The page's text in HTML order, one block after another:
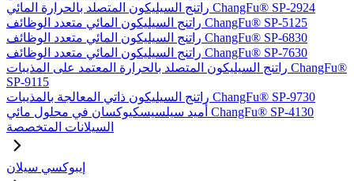
راتنج السيليكون المتصلد بالحرارة المائي ChangFu® SP-2924
راتنج السيليكون المائي متعدد الوظائف ChangFu® SP-5125
راتنج السيليكون المائي متعدد الوظائف ChangFu® SP-6830
راتنج السيليكون المائي متعدد الوظائف ChangFu® SP-7630
راتنج السيليكون المتصلد بالحرارة المعتمد على المذيبات ChangFu®
SP-9115
راتنج السيليكون ذاتي المعالجة بالمذيبات ChangFu® SP-9730
أميد سيلسيسكيوكسان في محلول مائي ChangFu® SP-4130
السيلانات المتخصصة
إيبوكسي سيلان